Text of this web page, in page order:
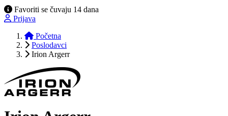
Favoriti se čuvaju 14 dana
Prijava
Početna
Poslodavci
Irion Argerr